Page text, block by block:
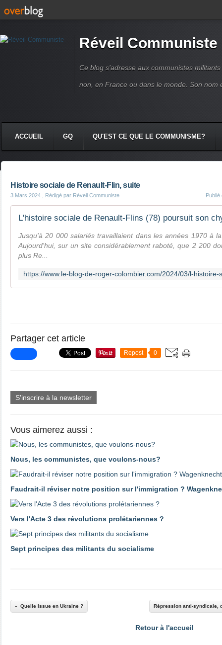
Réveil Communiste
Ce blog s'adresse aux communistes
non, en France ou dans le monde. Son nom
ACCUEIL GQ QU'EST CE QUE LE COMMUNISME?
Histoire sociale de Renault-Flin, suite
3 Mars 2024 , Rédigé par Réveil Communiste
Jusqu'à 20 000 salariés travaillaient dans les années 1970 à
Aujourd'hui, sur un site considérablement raboté, que 2 200
plus Re...
Partager cet article
Repost 0
S'inscrire à la newsletter
Vous aimerez aussi :
Nous, les communistes, que voulons-nous?
Faudrait-il réviser notre position sur l'immigration ?
Vers l'Acte 3 des révolutions prolétariennes ?
Sept principes des militants du socialisme
Quelle issue en Ukraine ? Répression anti-syndicale,
Retour à l'accueil